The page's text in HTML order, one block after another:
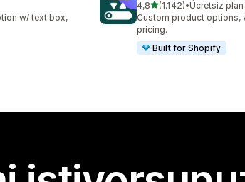
w/ text box,
4,85 yıldız üzerinden
(1.142)
toplam 1142•Ücretsiz
Custom product options,
pricing.
Built for Shopify